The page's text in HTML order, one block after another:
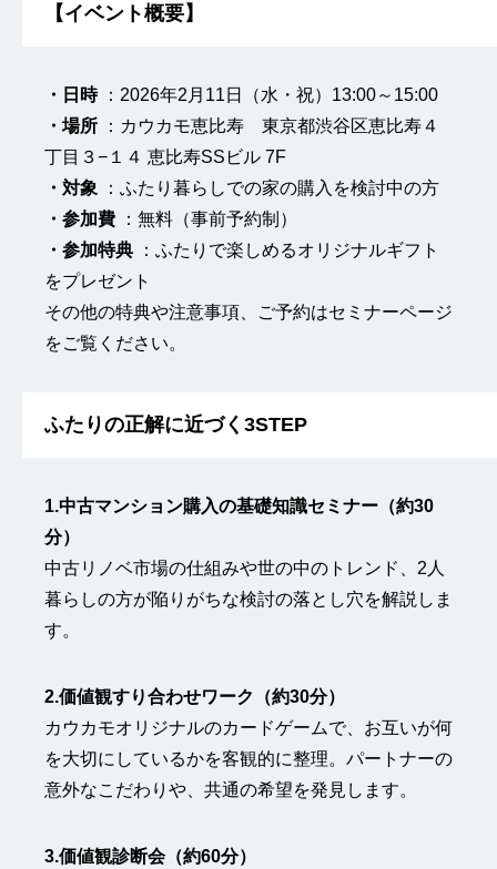
【イベント概要】
・日時：2026年2月11日（水・祝）13:00～15:00
・場所 ：カウカモ恵比寿 東京都渋谷区恵比寿４
丁目３−１４ 恵比寿SSビル 7F
・対象 ：ふたり暮らしでの家の購入を検討中の方
・参加費 ：無料（事前予約制）
・参加特典 ：ふたりで楽しめるオリジナルギフト
をプレゼント
その他の特典や注意事項、ご予約はセミナーページ
をご覧ください。
ふたりの正解に近づく3STEP
1.中古マンション購入の基礎知識セミナー（約30
分）
中古リノベ市場の仕組みや世の中のトレンド、2人
暮らしの方が陥りがちな検討の落とし穴を解説しま
す。
2.価値観すり合わせワーク（約30分）
カウカモオリジナルのカードゲームで、お互いが何
を大切にしているかを客観的に整理。パートナーの
意外なこだわりや、共通の希望を発見します。
3.価値観診断会（約60分）